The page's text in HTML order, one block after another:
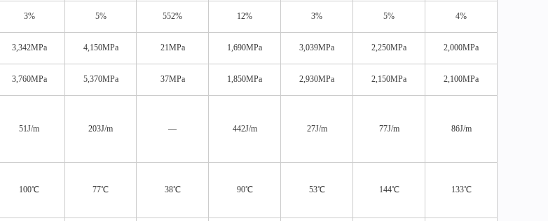
3% 5% 552% 12% 3% 5% 4%
3,342MPa 4,150MPa 21MPa 1,690MPa 3,039MPa 2,250MPa 2,000MPa
3,760MPa 5,370MPa 37MPa 1,850MPa 2,930MPa 2,150MPa 2,100MPa
51J/m 203J/m ― 442J/m 27J/m 77J/m 86J/m
100℃ 77℃ 38℃ 90℃ 53℃ 144℃ 133℃